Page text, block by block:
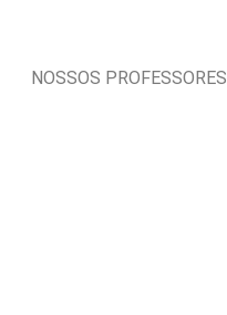
NOSSOS PROFESSORES